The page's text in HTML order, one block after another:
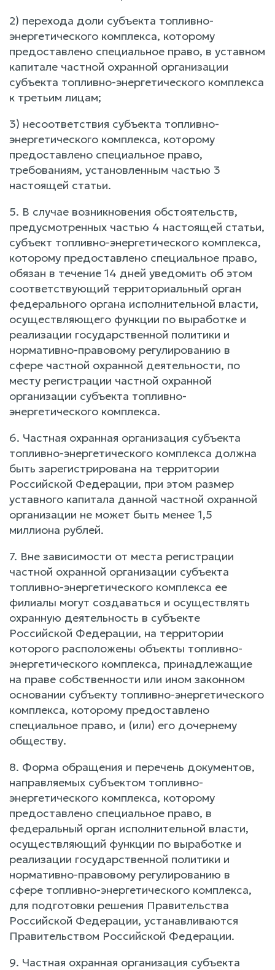
2) перехода доли субъекта топливно-
энергетического комплекса, которому
предоставлено специальное право, в уставном
капитале частной охранной организации
субъекта топливно-энергетического комплекса
к третьим лицам;
3) несоответствия субъекта топливно-
энергетического комплекса, которому
предоставлено специальное право,
требованиям, установленным частью 3
настоящей статьи.
5. В случае возникновения обстоятельств,
предусмотренных частью 4 настоящей статьи,
субъект топливно-энергетического комплекса,
которому предоставлено специальное право,
обязан в течение 14 дней уведомить об этом
соответствующий территориальный орган
федерального органа исполнительной власти,
осуществляющего функции по выработке и
реализации государственной политики и
нормативно-правовому регулированию в
сфере частной охранной деятельности, по
месту регистрации частной охранной
организации субъекта топливно-
энергетического комплекса.
6. Частная охранная организация субъекта
топливно-энергетического комплекса должна
быть зарегистрирована на территории
Российской Федерации, при этом размер
уставного капитала данной частной охранной
организации не может быть менее 1,5
миллиона рублей.
7. Вне зависимости от места регистрации
частной охранной организации субъекта
топливно-энергетического комплекса ее
филиалы могут создаваться и осуществлять
охранную деятельность в субъекте
Российской Федерации, на территории
которого расположены объекты топливно-
энергетического комплекса, принадлежащие
на праве собственности или ином законном
основании субъекту топливно-энергетического
комплекса, которому предоставлено
специальное право, и (или) его дочернему
обществу.
8. Форма обращения и перечень документов,
направляемых субъектом топливно-
энергетического комплекса, которому
предоставлено специальное право, в
федеральный орган исполнительной власти,
осуществляющий функции по выработке и
реализации государственной политики и
нормативно-правовому регулированию в
сфере топливно-энергетического комплекса,
для подготовки решения Правительства
Российской Федерации, устанавливаются
Правительством Российской Федерации.
9. Частная охранная организация субъекта